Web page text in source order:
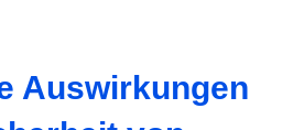
Auswirkungen